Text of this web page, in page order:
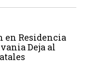
en Residencia
Deja al